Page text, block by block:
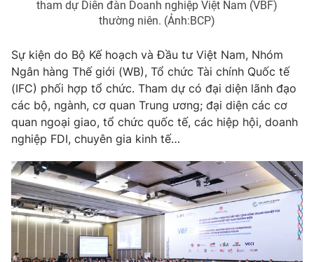
Emagazine Podcast
Photo Infographic
Video Shorts video
VTV Money VTV Thể thao
VTV Sức khoẻ Bất động sản
Thị trường 24h Tấm lòng Việt
VTV4 Vươn mình bằng AI
tham dự Diễn đàn Doanh nghiệp Việt Nam (VBF)
thường niên. (Ảnh:BCP)
Sự kiện do Bộ Kế hoạch và Đầu tư Việt Nam, Nhóm
Ngân hàng Thế giới (WB), Tổ chức Tài chính Quốc tế
(IFC) phối hợp tổ chức. Tham dự có đại diện lãnh đạo
các bộ, ngành, cơ quan Trung ương; đại diện các cơ
quan ngoại giao, tổ chức quốc tế, các hiệp hội, doanh
nghiệp FDI, chuyên gia kinh tế…